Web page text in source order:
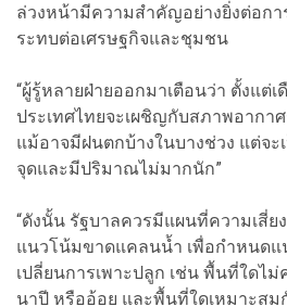
ล่วงหน้ามีความสำคัญอย่างยิ่งต่อก
ระทบต่อเศรษฐกิจและชุมชน
“ผู้รู้หลายฝ่ายออกมาเตือนว่า ตั้งแต่
ประเทศไทยจะเผชิญกับสภาพอาก
แม้อาจมีฝนตกบ้างในบางช่วง แต่จ
จุดและมีปริมาณไม่มากนัก”
“ดังนั้น รัฐบาลควรมีแผนที่ความเสี่ย
แนวโน้มขาดแคลนน้ำ เพื่อกำหนดแ
เปลี่ยนการเพาะปลูก เช่น พื้นที่ใดไ
นาปี หรืออ้อย และพื้นที่ใดเหมาะส